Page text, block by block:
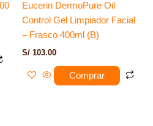
Eucerin DermoPure Oil
Control Gel Limpiador Facial
– Frasco 400ml (B)
S/ 103.00
Comprar